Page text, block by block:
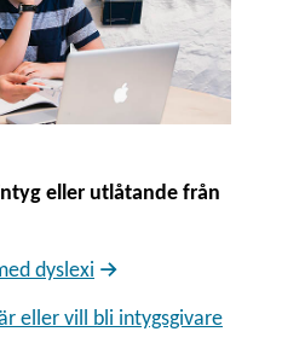
eller utlåtande från
dyslexi
eller vill bli intygsgivare